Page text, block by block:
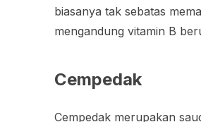
biasanya tak sebatas
mengandung vitamin B
Cempedak
Cempedak merupakan